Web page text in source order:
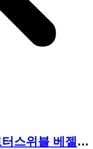
스위블 베젤링